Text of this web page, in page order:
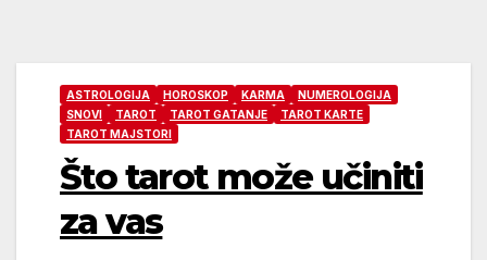
ASTROLOGIJA HOROSKOP KARMA
NUMEROLOGIJA
SNOVI
TAROT TAROT GATANJE
TAROT KARTE
TAROT MAJSTORI
Što tarot može učiniti
za vas